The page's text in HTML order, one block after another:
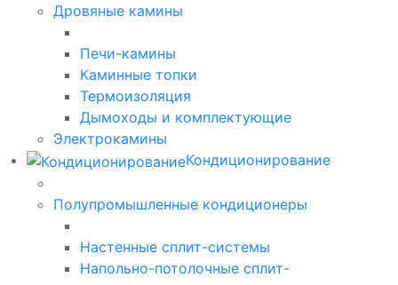
Дровяные камины
Печи-камины
Каминные топки
Термоизоляция
Дымоходы и комплектующие
Электрокамины
Кондиционирование
Полупромышленные кондиционеры
Настенные сплит-системы
Напольно-потолочные сплит-